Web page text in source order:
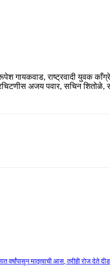
गायकवाड, राष्ट्रवादी युवक
अजय पवार, सचिन
वर्षांपासून मातृत्वाची आस, तरीही रोज देते